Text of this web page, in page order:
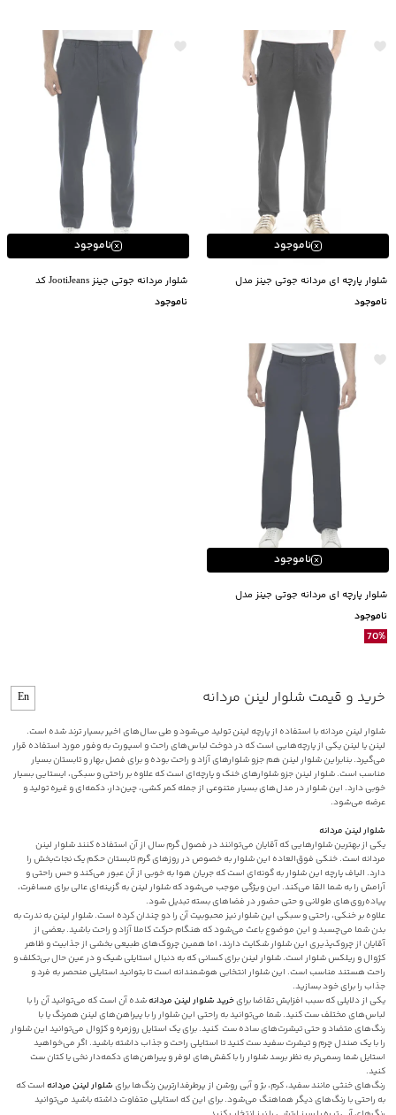
ناموجود
شلوار پارچه ای مردانه جوتی جینز مدل
42551720
ناموجود
ناموجود
شلوار مردانه جوتی جینز JootiJeans کد
41559742
ناموجود
ناموجود
شلوار پارچه ای مردانه جوتی جینز مدل
51553721
ناموجود
70%
خرید و قیمت شلوار لینن مردانه En
شلوار لینن مردانه با استفاده از پارچه لینن تولید می‌شود و طی سال‌های اخیر بسیار ترند شده است.
لینن یا لینن یکی از پارچه‌هایی است که در دوخت لباس‌های راحت و اسپورت به وفور مورد استفاده قرار
می‌گیرد. بنابراین شلوار لینن هم جزو شلوارهای آزاد و راحت بوده و برای فصل بهار و تابستان بسیار
مناسب است. شلوار لینن جزو شلوارهای خنک و پارچه‌‌ای است که علاوه بر راحتی و سبکی، ایستایی بسیار
خوبی دارد. این شلوار در مدل‌های بسیار متنوعی از جمله کمر کشی، چین‌دار، دکمه‌ای و غیره تولید و
عرضه می‌شود.
شلوار لینن مردانه
یکی از بهترین شلوارهایی که آقایان می‌توانند در فصول گرم سال از آن استفاده کنند شلوار لینن
مردانه است. خنکی فوق‌العاده این شلوار به خصوص در روزهای گرم تابستان حکم یک نجات‌بخش را
دارد. الیاف پارچه این شلوار به گونه‌ای است که جریان هوا به خوبی از آن عبور می‌کند و حس راحتی و
آرامش را به شما القا می‌کند. این ویژگی موجب می‌شود که شلوار لینن به گزینه‌ای عالی برای مسافرت،
پیاده‌روی‌های طولانی و حتی حضور در فضاهای بسته تبدیل شود.
علاوه بر خنکی، راحتی و سبکی این شلوار نیز محبوبیت آن را دو چندان کرده است. شلوار لینن به ندرت به
بدن شما می‌چسبد و این موضوع باعث می‌شود که هنگام حرکت کاملا آزاد و راحت باشید. بعضی از
آقایان از چروک‌پذیری این شلوار شکایت دارند، اما همین چروک‌های طبیعی بخشی از جذابیت و ظاهر
کژوال و ریلکس شلوار است. شلوار لینن برای کسانی که به دنبال استایلی شیک و در عین حال بی‌تکلف و
راحت هستند مناسب است. این شلوار انتخابی هوشمندانه است تا بتوانید استایلی منحصر به فرد و
جذاب را برای خود بسازید.
یکی از دلایلی که سبب افزایش تقاضا برایخرید شلوار لینن مردانهشده آن است که می‌توانید آن را با
لباس‌های مختلف ست کنید. شما می‌توانید به راحتی این شلوار را با پیراهن‌های لینن همرنگ یا با
رنگ‌های متضاد و حتی تیشرت‌های ساده ست کنید. برای یک استایل روزمره و کژوال می‌توانید این شلوار
را با یک صندل چرم و تیشرت سفید ست کنید تا استایلی راحت و جذاب داشته باشید. اگر می‌خواهید
استایل شما رسمی‌تر به نظر برسد شلوار را با کفش‌های لوفر و پیراهن‌های دکمه‌دار نخی یا کتان ست
کنید.
رنگ‌های خنثی مانند سفید، کرم، بژ و آبی روشن از پرطرفدارترین رنگ‌ها برایشلوار لینن مردانهاست که
به راحتی با رنگ‌های دیگر هماهنگ می‌شود. برای این که استایلی متفاوت داشته باشید می‌توانید